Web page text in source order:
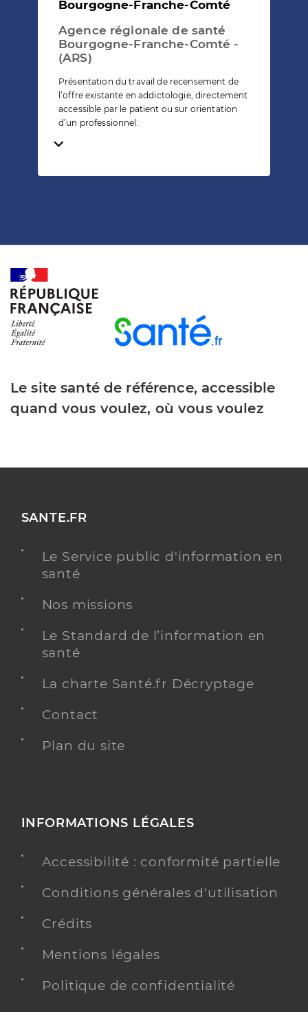
Bourgogne-Franche-Comté
Agence régionale de santé
Bourgogne-Franche-Comté -
(ARS)
Présentation du travail de recensement de
l’offre existante en addictologie, directement
accessible par le patient ou sur orientation
d’un professionnel.
Temps de lecture
Le site santé de référence, accessible
quand vous voulez, où vous voulez
SANTE.FR
Le Service public d'information en
santé
Nos missions
Le Standard de l’information en
santé
La charte Santé.fr Décryptage
Contact
Plan du site
INFORMATIONS LÉGALES
Accessibilité : conformité partielle
Conditions générales d'utilisation
Crédits
Mentions légales
Politique de confidentialité